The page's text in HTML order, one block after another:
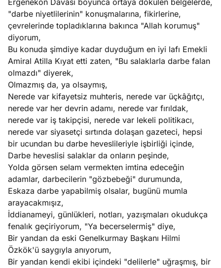
Ergenekon Davası boyunca ortaya dökülen belgelerde,
"darbe niyetlilerinin" konuşmalarına, fikirlerine,
çevrelerinde topladıklarına bakınca "Allah korumuş"
diyorum,
Bu konuda şimdiye kadar duyduğum en iyi lafı Emekli
Amiral Atilla Kıyat etti zaten, "Bu salaklarla darbe falan
olmazdı" diyerek,
Olmazmış da, ya olsaymış,
Nerede var kifayetsiz muhteris, nerede var üçkâğıtçı,
nerede var her devrin adamı, nerede var fırıldak,
nerede var iş takipçisi, nerede var lekeli politikacı,
nerede var siyasetçi sırtında dolaşan gazeteci, hepsi
bir ucundan bu darbe heveslileriyle işbirliği içinde,
Darbe heveslisi salaklar da onların peşinde,
Yolda görsen selam vermekten imtina edeceğin
adamlar, darbecilerin "gözbebeği" durumunda,
Eskaza darbe yapabilmiş olsalar, bugünü mumla
arayacakmışız,
İddianameyi, günlükleri, notları, yazışmaları okudukça
fenalık geçiriyorum, "Ya becerselermiş" diye,
Bir yandan da eski Genelkurmay Başkanı Hilmi
Özkök'ü saygıyla anıyorum,
Bir yandan kendi ekibi içindeki "delilerle" uğraşmış, bir